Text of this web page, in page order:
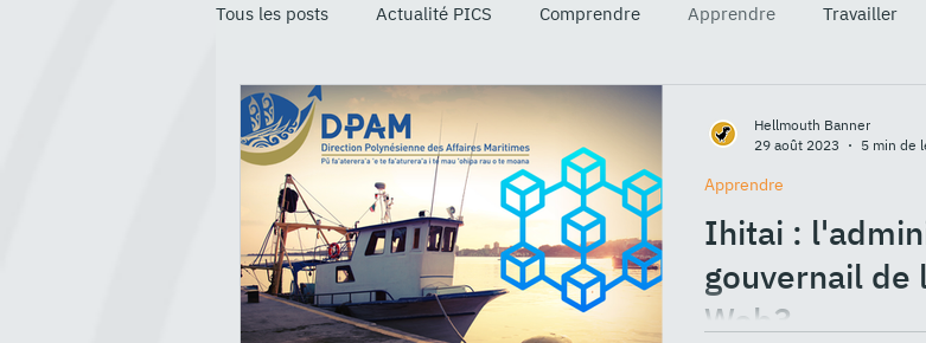
Tous les posts Actualité PICS Comprendre Apprendre Travailler
Ihitai :
gouvernail de
Web3
Apprendre
Hellmouth Banner
29 août 2023
5 min de